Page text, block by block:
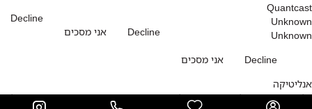
Decline
Quantcast
אני מסכים
Decline
Unknown
Unknown
אני מסכים
Decline
אנליטיקה
כלים המשמשים לאיסוף מידע על האופן שבו מבקרים משתמשים באתר שלנו,